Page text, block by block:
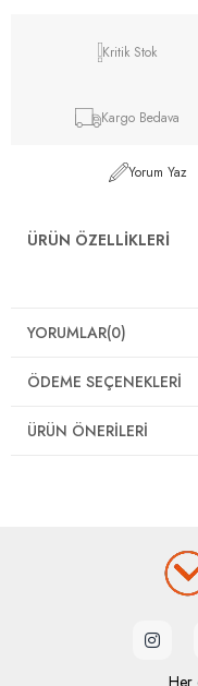
Kritik Stok
Kargo Bedava
Yorum Yaz
ÜRÜN ÖZELLIKLERI
YORUMLAR(0)
ÖDEME SEÇENEKLERI
ÜRÜN ÖNERILERI
Her